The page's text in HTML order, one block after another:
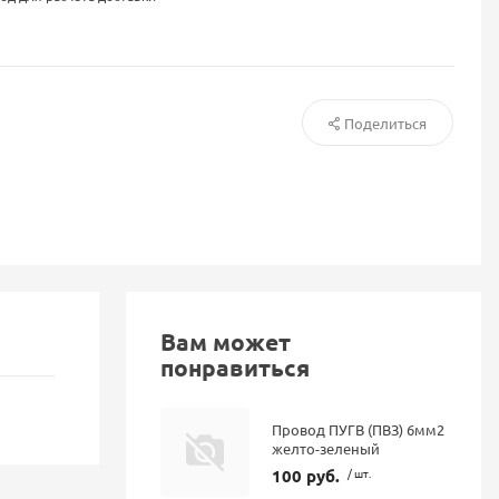
Поделиться
Вам может
понравиться
Провод ПУГВ (ПВЗ) 6мм2
желто-зеленый
100 руб. / шт.